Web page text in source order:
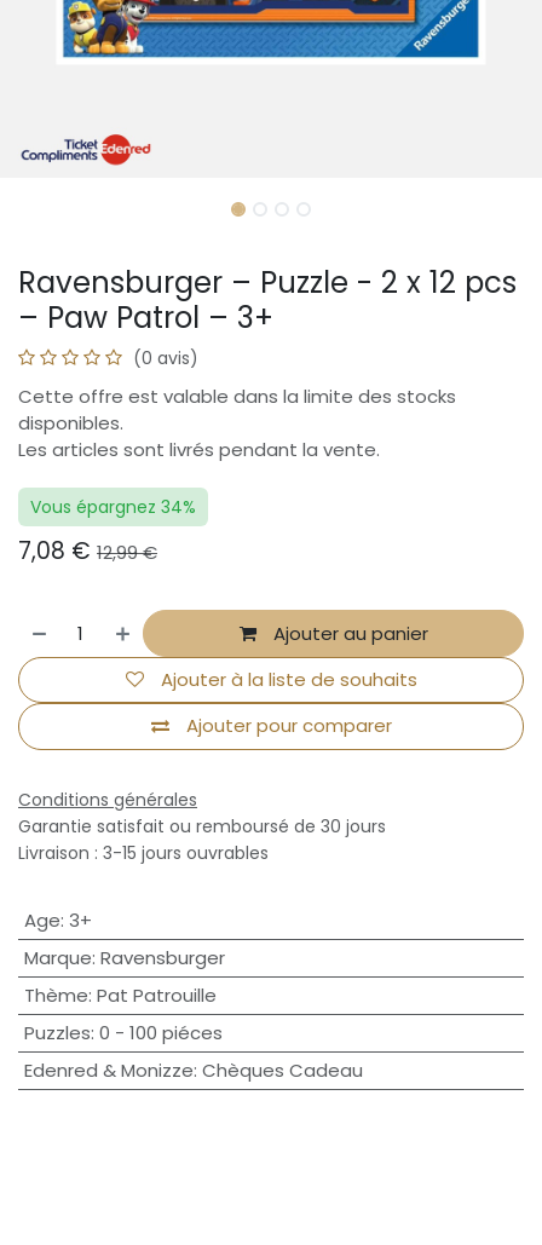
Ravensburger – Puzzle - 2 x 12 pcs
– Paw Patrol – 3+
(0 avis)
Cette offre est valable dans la limite des stocks
disponibles.
Les articles sont livrés pendant la vente.
Vous épargnez 34%
7,08 € 12,99€
Ajouter au panier
Ajouter pour comparer
Ajouter à la liste de souhaits
Conditions générales
Garantie satisfait ou remboursé de 30 jours
Livraison : 3-15 jours ouvrables
Age: 3+
Marque: Ravensburger
Thème: Pat Patrouille
Puzzles: 0 - 100 piéces
Edenred & Monizze: Chèques Cadeau